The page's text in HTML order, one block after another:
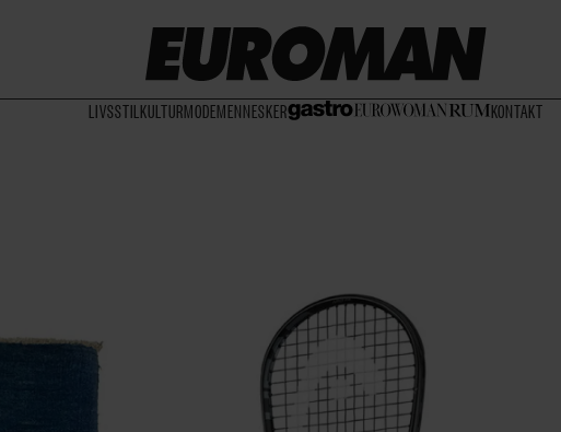
LIVSSTIL KULTURMODEMENNESKER KONTAKT